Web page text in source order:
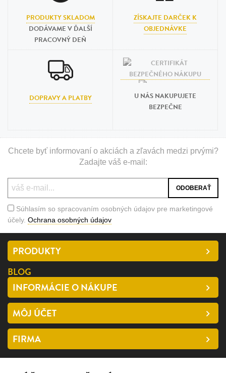
PRODUKTY SKLADOM
DODÁVAME V ĎALŠÍ
PRACOVNÝ DEŇ
ZÍSKAJTE DARČEK K
OBJEDNÁVKE
DOPRAVY A PLATBY
U NÁS NAKUPUJETE
BEZPEČNE
Chcete byť informovaní o akciách a zľavách medzi prvými?
Zadajte váš e-mail:
Súhlasím so spracovaním osobných údajov pre marketingové
účely. Ochrana osobných údajov
PRODUKTY
BLOG
INFORMÁCIE O NÁKUPE
MÔJ ÚČET
FIRMA